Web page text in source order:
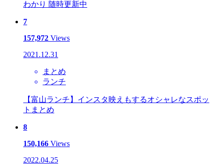
わかり 随時更新中
7
157,972 Views
2021.12.31
まとめ
ランチ
【富山ランチ】インスタ映えもするオシャレなスポッ
トまとめ
8
150,166 Views
2022.04.25